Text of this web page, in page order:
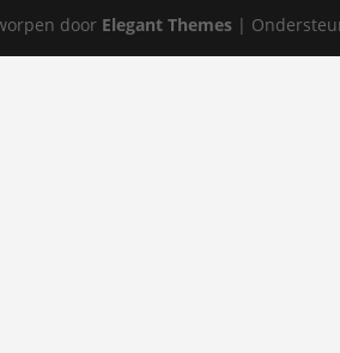
door Elegant Themes |